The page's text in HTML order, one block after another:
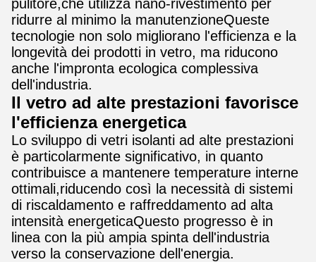
pulitore,che utilizza nano-rivestimento per
ridurre al minimo la manutenzioneQueste
tecnologie non solo migliorano l'efficienza e la
longevità dei prodotti in vetro, ma riducono
anche l'impronta ecologica complessiva
dell'industria.
Il vetro ad alte prestazioni favorisce
l'efficienza energetica
Lo sviluppo di vetri isolanti ad alte prestazioni
è particolarmente significativo, in quanto
contribuisce a mantenere temperature interne
ottimali,riducendo così la necessità di sistemi
di riscaldamento e raffreddamento ad alta
intensità energeticaQuesto progresso è in
linea con la più ampia spinta dell'industria
verso la conservazione dell'energia.